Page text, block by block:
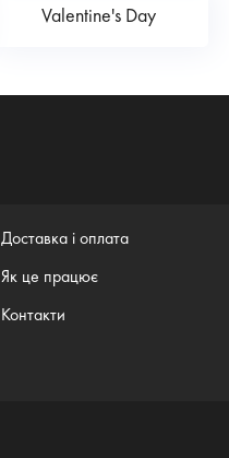
Valentine's Day
Доставка і оплата
Як це працює
Контакти